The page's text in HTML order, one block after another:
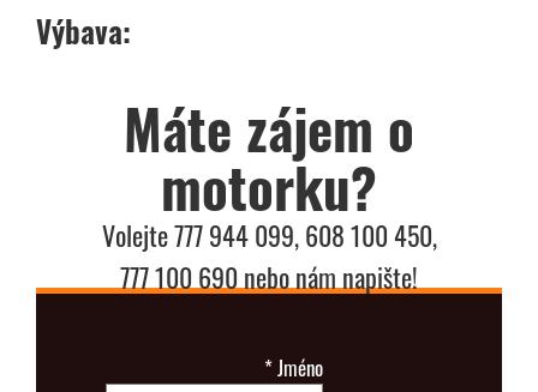
Výbava:
Máte zájem o
motorku?
Volejte 777 944 099, 608 100 450,
777 100 690 nebo nám napište!
*Jméno